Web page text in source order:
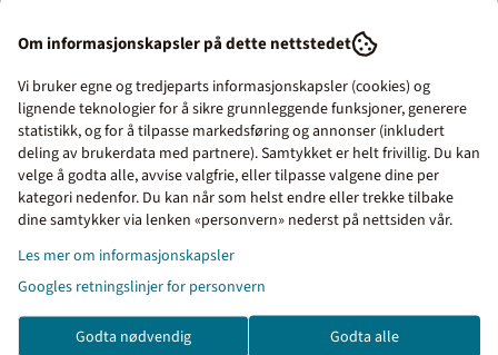
Produktfakta
Oppsettingutstyr
Kunder kjøpte også
Priser inkl. eller ekskl.
mva
I denne butikken kan du
velge om du vil se prisene
med eller uten moms.
Om informasjonskapsler på dette nettstedet
Vi bruker egne og tredjeparts informasjonskapsler (cookies) og
lignende teknologier for å sikre grunnleggende funksjoner, generere
statistikk, og for å tilpasse markedsføring og annonser (inkludert
deling av brukerdata med partnere). Samtykket er helt frivillig. Du kan
velge å godta alle, avvise valgfrie, eller tilpasse valgene dine per
kategori nedenfor. Du kan når som helst endre eller trekke tilbake
dine samtykker via lenken «personvern» nederst på nettsiden vår.
Les mer om informasjonskapsler
Googles retningslinjer for personvern
Godta nødvendig Godta alle